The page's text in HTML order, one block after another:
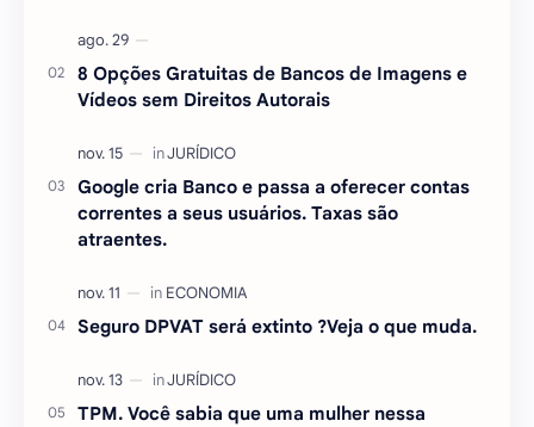
…
8 Opções Gratuitas de Bancos de Imagens e
Vídeos sem Direitos Autorais
Google cria Banco e passa a oferecer contas
correntes a seus usuários. Taxas são
atraentes.
Seguro DPVAT será extinto ?Veja o que muda.
TPM. Você sabia que uma mulher nessa